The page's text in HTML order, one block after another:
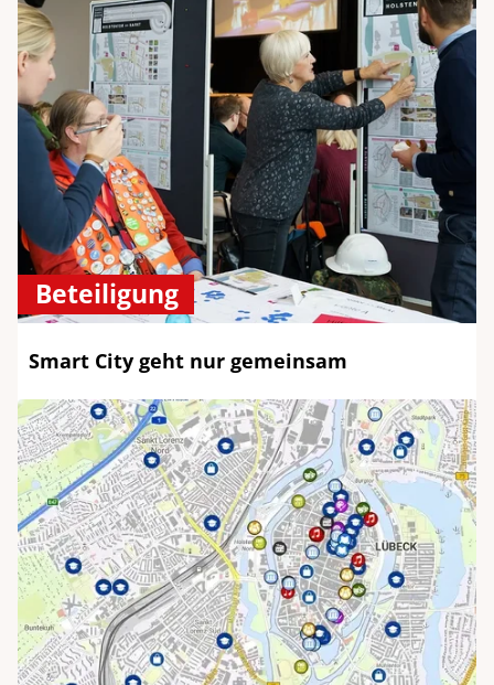
Beteiligung
Smart City geht nur gemeinsam